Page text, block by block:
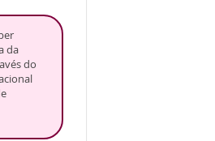
da
do